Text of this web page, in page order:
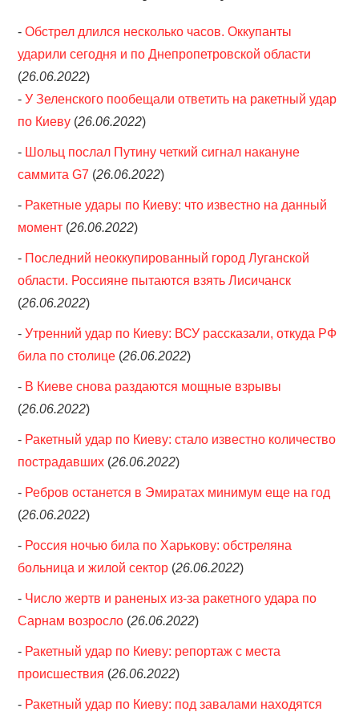
ОБЪЯВЛЕНИЯ
ТРАНСПОРТ
КУДА ПОЙТИ
АВТОБАЗАР
КОНТАКТЫ
>
-Обстрел длился несколько часов. Оккупанты
ударили сегодня и по Днепропетровской области
(26.06.2022)
-У Зеленского пообещали ответить на ракетный удар
по Киеву (26.06.2022)
- Шольц послал Путину четкий сигнал накануне
саммита G7 (26.06.2022)
- Ракетные удары по Киеву: что известно на данный
момент (26.06.2022)
- Последний неоккупированный город Луганской
области. Россияне пытаются взять Лисичанск
(26.06.2022)
-Утренний удар по Киеву: ВСУ рассказали, откуда РФ
била по столице (26.06.2022)
- В Киеве снова раздаются мощные взрывы
(26.06.2022)
- Ракетный удар по Киеву: стало известно количество
пострадавших (26.06.2022)
- Ребров останется в Эмиратах минимум еще на год
(26.06.2022)
- Россия ночью била по Харькову: обстреляна
больница и жилой сектор (26.06.2022)
- Число жертв и раненых из-за ракетного удара по
Сарнам возросло (26.06.2022)
- Ракетный удар по Киеву: репортаж с места
происшествия (26.06.2022)
- Ракетный удар по Киеву: под завалами находятся